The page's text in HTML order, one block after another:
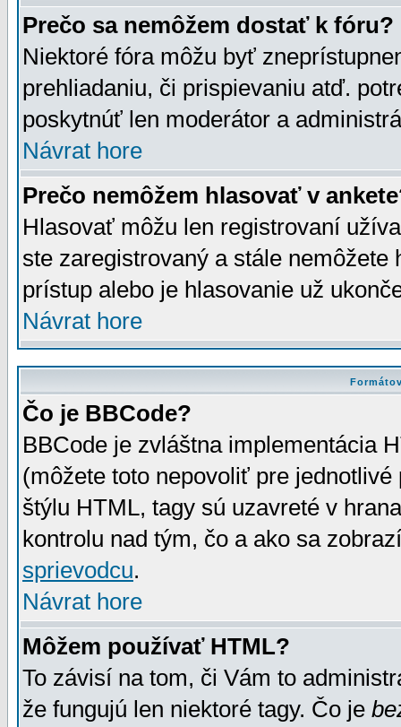
Prečo sa nemôžem dostať k fóru?
Niektoré fóra môžu byť
prehliadaniu, či prispievaniu atď.
poskytnúť len moderátor a
Návrat hore
Prečo nemôžem hlasovať v
Hlasovať môžu len registrovaní
ste zaregistrovaný a stále
prístup alebo je hlasovanie už
Návrat hore
Čo je BBCode?
BBCode je zvláštna implementácia
(môžete toto nepovoliť pre
štýlu HTML, tagy sú uzavreté v
kontrolu nad tým, čo a ako sa
sprievodcu.
Návrat hore
Môžem používať HTML?
To závisí na tom, či Vám to
že fungujú len niektoré tagy. Čo je